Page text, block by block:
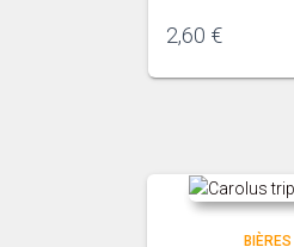
2,60 €
BIÈRES